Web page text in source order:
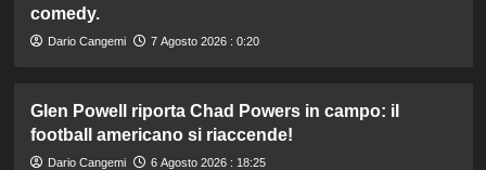
comedy.
Dario Cangemi 7 Agosto 2026 : 0:20
Glen Powell riporta Chad Powers in campo: il
football americano si riaccende!
Dario Cangemi 6 Agosto 2026 : 18:25